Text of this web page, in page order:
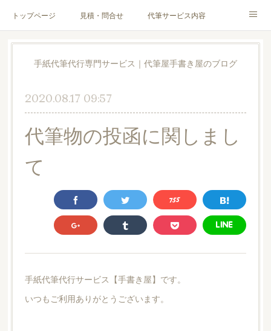
トップページ 見積・問合せ 代筆サービス内容
料金表 代筆サンプル 手紙文章作成代行サービス
ブログ お客様の声
Instagram
手紙代筆代行専門サービス｜代筆屋手書き屋のブログ
2020.08.17 09:57
代筆物の投函に関しまし
て
手紙代筆代行サービス【手書き屋】です。
いつもご利用ありがとうございます。